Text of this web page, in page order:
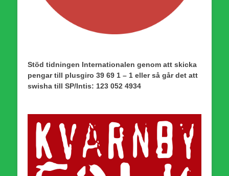
Stöd tidningen Internationalen genom att skicka
pengar till plusgiro 39 69 1 – 1 eller så går det att
swisha till SP/Intis: 123 052 4934